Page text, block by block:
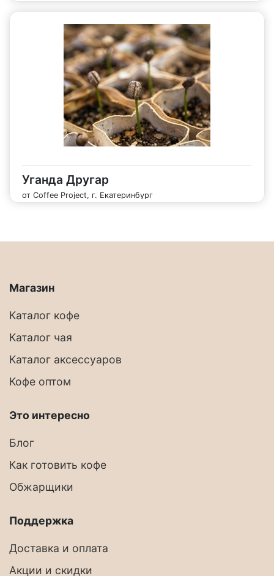
Уганда Другар
от Coffee Project, г. Екатеринбург
Магазин
Каталог кофе
Каталог чая
Каталог аксессуаров
Кофе оптом
Это интересно
Блог
Как готовить кофе
Обжарщики
Поддержка
Доставка и оплата
Акции и скидки